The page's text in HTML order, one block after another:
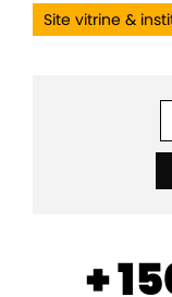
Site vitrine &
+